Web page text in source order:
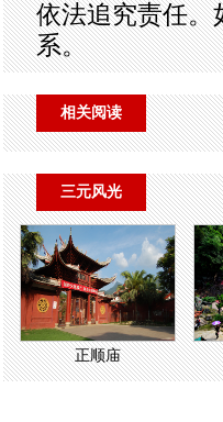
依法追究责任。
系。
相关阅读
三元风光
正顺庙